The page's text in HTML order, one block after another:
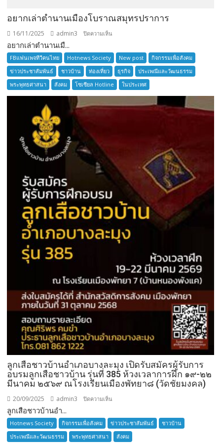
อยากเล่าตำนานเมืองโบราณสมุทรปราการ
16/11/2025 admin3 ปิดความเห็น
เล่า
ตำนาน
เมือง
โบราณ
สมุทรปราการ
อยากเล่าตำนานเมื...
FBแฟนเพจทีวีคนไทย Hotnews Society New post
กิจกรรมเพื่อสังคม
ข่าวประชาสัมพันธ์
ชาวบ้าน ท่องเที่ยว ธุรกิจ
ประเพณีและวัฒนธรรม
พระพุทธศาสนา
สังคม โซเซียล Hotline ในประเทศ
ลูกเสือชาวบ้านอำเภอบางละมุง เปิดรับสมัครผู้รับการ
อบรมลูกเสือชาวบ้าน รุ่นที่ 385 ห้วงเวลาการฝึก ๑๙-๒๒
มีนาคม ๒๕๖๙ ณโรงเรียนเมืองพัทยา๘ (วัดชัยมงคล)
20/09/2025 admin3 ปิดความเห็น
เสือ
ชาว
ลูกเสือชาวบ้านอำ...
Hotnews Society กิจกรรมเพื่อสังคม ข่าวประชาสัมพันธ์
ชาวบ้าน
ประเพณีและวัฒนธรรม
พระพุทธศาสนา สังคม